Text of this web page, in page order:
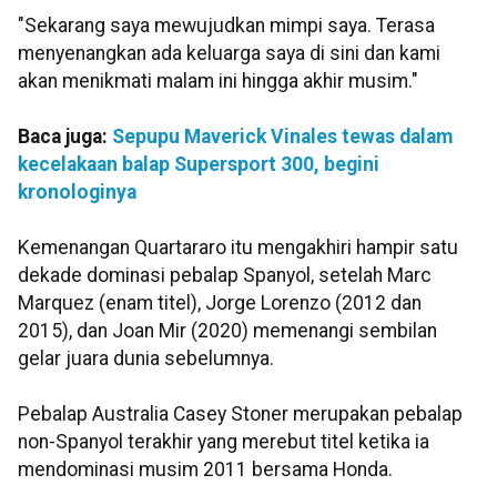
"Sekarang saya mewujudkan mimpi saya. Terasa
menyenangkan ada keluarga saya di sini dan kami
akan menikmati malam ini hingga akhir musim."
Baca juga: Sepupu Maverick Vinales tewas dalam
kecelakaan balap Supersport 300, begini
kronologinya
Kemenangan Quartararo itu mengakhiri hampir satu
dekade dominasi pebalap Spanyol, setelah Marc
Marquez (enam titel), Jorge Lorenzo (2012 dan
2015), dan Joan Mir (2020) memenangi sembilan
gelar juara dunia sebelumnya.
Pebalap Australia Casey Stoner merupakan pebalap
non-Spanyol terakhir yang merebut titel ketika ia
mendominasi musim 2011 bersama Honda.